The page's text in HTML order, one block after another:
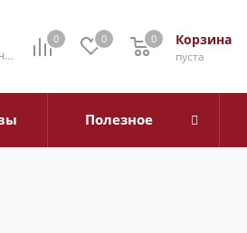
0 0 Корзина
0
пуста
0
Мой кабинет
Полезное